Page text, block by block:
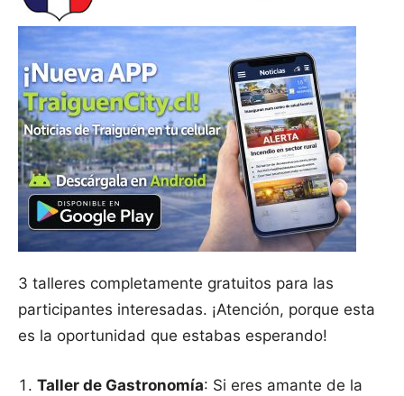
3 talleres completamente gratuitos para las
participantes interesadas. ¡Atención, porque esta
es la oportunidad que estabas esperando!
Taller de Gastronomía: Si eres amante de la